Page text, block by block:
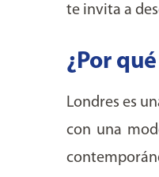
te invita a
¿Por
Londres es
con una